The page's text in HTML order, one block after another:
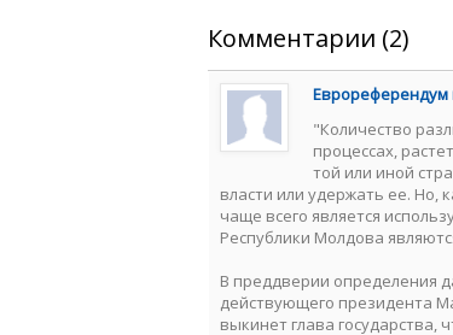
Комментарии (2)
Еврореферендум
"Количество
процессах,
той или иной
власти или удержать ее. Но,
чаще всего является
Республики Молдова
В преддверии определения
действующего президента
выкинет глава